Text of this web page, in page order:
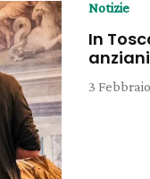
Notizie
In
3